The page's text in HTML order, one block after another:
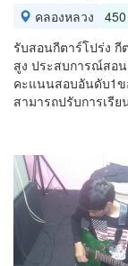
คลองหลวง
รับสอนกีตาร์โปร่ง กี
สูง ประสบการณ์สอน
คะแนนสอบอันดับ1ข
สามารถปรับการเรี